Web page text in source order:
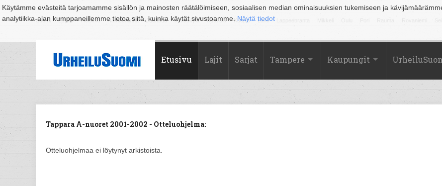
Käytämme evästeitä tarjoamamme sisällön ja mainosten räätälöimiseen, sosiaalisen median ominaisuuksien tukemiseen ja
analytiikka-alan kumppaneillemme tietoa siitä, kuinka käytät sivustoamme. Näytä tiedot
Suomi Espoo Helsinki Hämeenlinna Joensuu Jyväskylä Kouvola Kuopio Lahti
Etusivu Lajit Sarjat Tampere Kaupungit
Tappara A-nuoret 2001-2002 - Otteluohjelma:
Otteluohjelmaa ei löytynyt arkistoista.